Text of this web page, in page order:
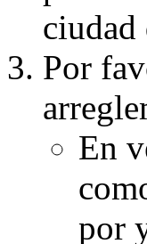
ciudad
Por
En
por